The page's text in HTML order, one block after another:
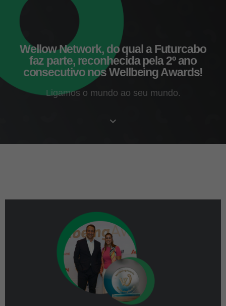
Wellow Network, do qual a Futurcabo
faz parte, reconhecida pela 2º ano
consecutivo nos Wellbeing Awards!
Ligamos o mundo ao seu mundo.